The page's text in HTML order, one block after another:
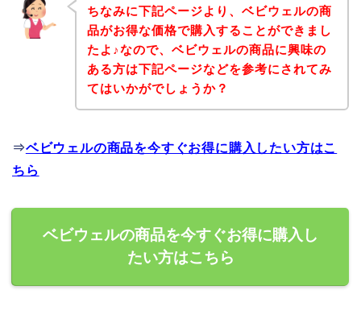
ちなみに下記ページより、ベビウェルの商
品がお得な価格で購入することができまし
たよ♪なので、ベビウェルの商品に興味の
ある方は下記ページなどを参考にされてみ
てはいかがでしょうか？
⇒ベビウェルの商品を今すぐお得に購入したい方はこ
ちら
ベビウェルの商品を今すぐお得に購入し
たい方はこちら